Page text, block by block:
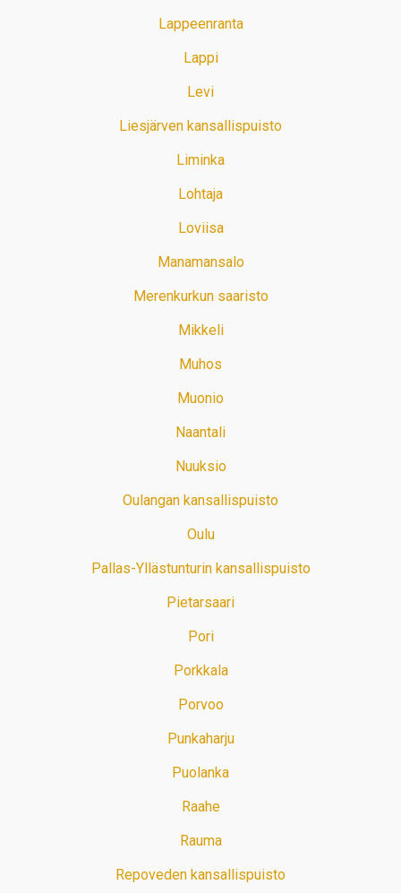
Lappeenranta
Lappi
Levi
Liesjärven kansallispuisto
Liminka
Lohtaja
Loviisa
Manamansalo
Merenkurkun saaristo
Mikkeli
Muhos
Muonio
Naantali
Nuuksio
Oulangan kansallispuisto
Oulu
Pallas-Yllästunturin kansallispuisto
Pietarsaari
Pori
Porkkala
Porvoo
Punkaharju
Puolanka
Raahe
Rauma
Repoveden kansallispuisto